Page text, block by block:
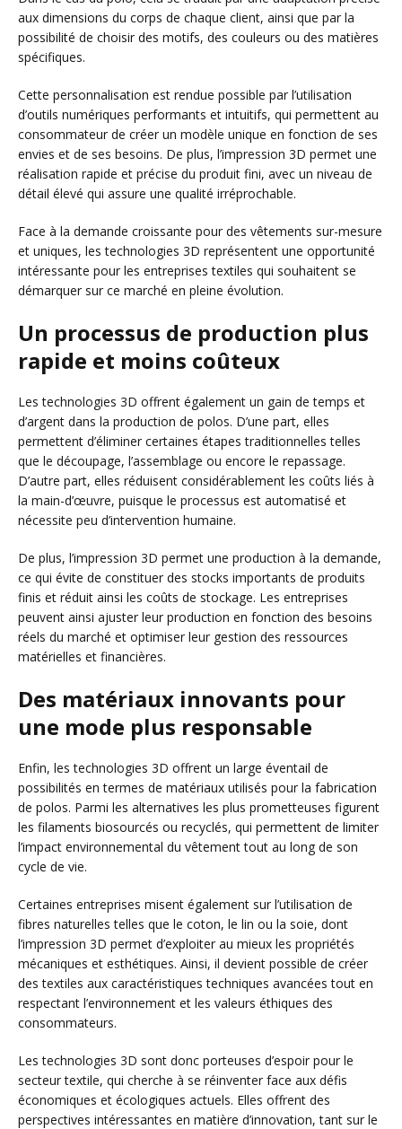
aux dimensions du corps de chaque client, ainsi que par la
possibilité de choisir des motifs, des couleurs ou des matières
spécifiques.
Cette personnalisation est rendue possible par l’utilisation
d’outils numériques performants et intuitifs, qui permettent au
consommateur de créer un modèle unique en fonction de ses
envies et de ses besoins. De plus, l’impression 3D permet une
réalisation rapide et précise du produit fini, avec un niveau de
détail élevé qui assure une qualité irréprochable.
Face à la demande croissante pour des vêtements sur-mesure
et uniques, les technologies 3D représentent une opportunité
intéressante pour les entreprises textiles qui souhaitent se
démarquer sur ce marché en pleine évolution.
Un processus de production plus
rapide et moins coûteux
Les technologies 3D offrent également un gain de temps et
d’argent dans la production de polos. D’une part, elles
permettent d’éliminer certaines étapes traditionnelles telles
que le découpage, l’assemblage ou encore le repassage.
D’autre part, elles réduisent considérablement les coûts liés à
la main-d’œuvre, puisque le processus est automatisé et
nécessite peu d’intervention humaine.
De plus, l’impression 3D permet une production à la demande,
ce qui évite de constituer des stocks importants de produits
finis et réduit ainsi les coûts de stockage. Les entreprises
peuvent ainsi ajuster leur production en fonction des besoins
réels du marché et optimiser leur gestion des ressources
matérielles et financières.
Des matériaux innovants pour
une mode plus responsable
Enfin, les technologies 3D offrent un large éventail de
possibilités en termes de matériaux utilisés pour la fabrication
de polos. Parmi les alternatives les plus prometteuses figurent
les filaments biosourcés ou recyclés, qui permettent de limiter
l’impact environnemental du vêtement tout au long de son
cycle de vie.
Certaines entreprises misent également sur l’utilisation de
fibres naturelles telles que le coton, le lin ou la soie, dont
l’impression 3D permet d’exploiter au mieux les propriétés
mécaniques et esthétiques. Ainsi, il devient possible de créer
des textiles aux caractéristiques techniques avancées tout en
respectant l’environnement et les valeurs éthiques des
consommateurs.
Les technologies 3D sont donc porteuses d’espoir pour le
secteur textile, qui cherche à se réinventer face aux défis
économiques et écologiques actuels. Elles offrent des
perspectives intéressantes en matière d’innovation, tant sur le